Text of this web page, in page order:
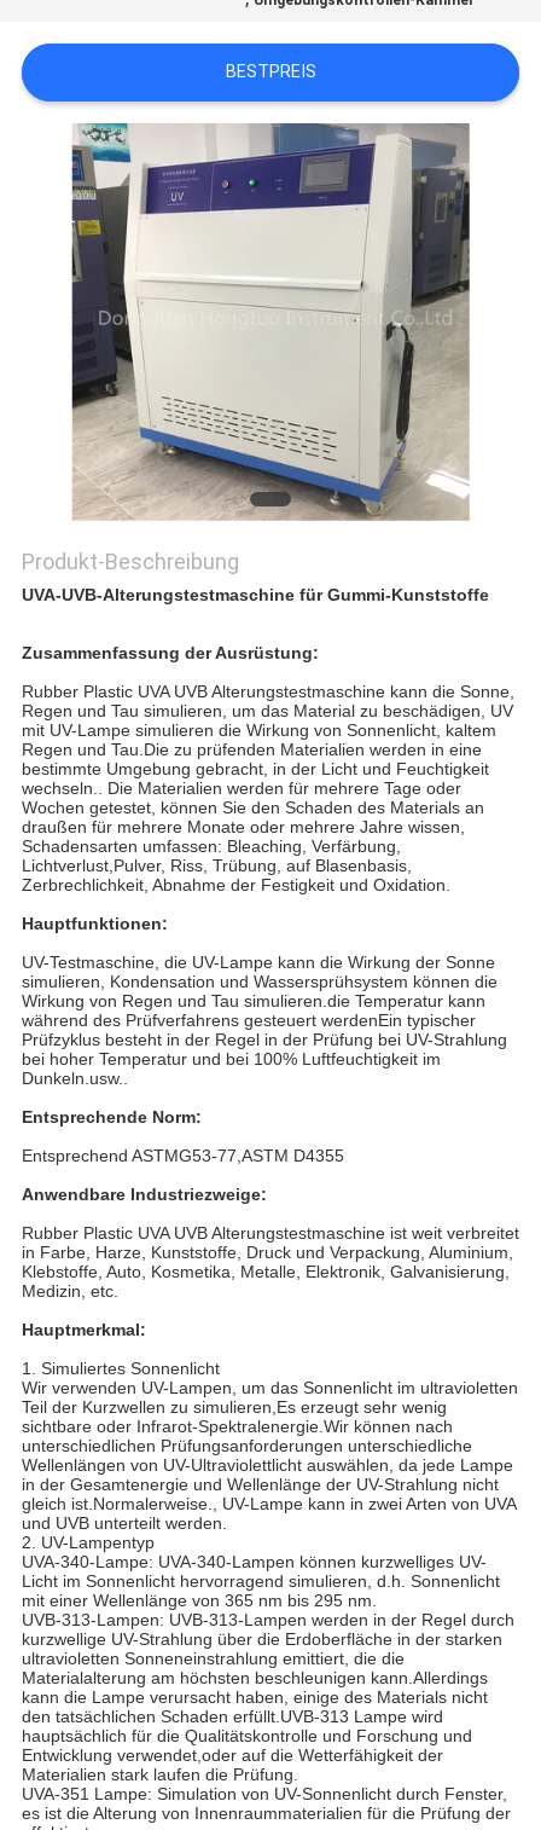
SIE
EIN
ZITAT
SITEMAP
PRIVACY
POLICY
BESTPREIS
Produkt-Beschreibung
UVA-UVB-Alterungstestmaschine für Gummi-Kunststoffe
Zusammenfassung der Ausrüstung:
Rubber Plastic UVA UVB Alterungstestmaschine kann die Sonne,
Regen und Tau simulieren, um das Material zu beschädigen, UV
mit UV-Lampe simulieren die Wirkung von Sonnenlicht, kaltem
Regen und Tau.Die zu prüfenden Materialien werden in eine
bestimmte Umgebung gebracht, in der Licht und Feuchtigkeit
wechseln.. Die Materialien werden für mehrere Tage oder
Wochen getestet, können Sie den Schaden des Materials an
draußen für mehrere Monate oder mehrere Jahre wissen,
Schadensarten umfassen: Bleaching, Verfärbung,
Lichtverlust,Pulver, Riss, Trübung, auf Blasenbasis,
Zerbrechlichkeit, Abnahme der Festigkeit und Oxidation.
Hauptfunktionen:
UV-Testmaschine, die UV-Lampe kann die Wirkung der Sonne
simulieren, Kondensation und Wassersprühsystem können die
Wirkung von Regen und Tau simulieren.die Temperatur kann
während des Prüfverfahrens gesteuert werdenEin typischer
Prüfzyklus besteht in der Regel in der Prüfung bei UV-Strahlung
bei hoher Temperatur und bei 100% Luftfeuchtigkeit im
Dunkeln.usw..
Entsprechende Norm:
Entsprechend ASTMG53-77,ASTM D4355
Anwendbare Industriezweige:
Rubber Plastic UVA UVB Alterungstestmaschine ist weit verbreitet
in Farbe, Harze, Kunststoffe, Druck und Verpackung, Aluminium,
Klebstoffe, Auto, Kosmetika, Metalle, Elektronik, Galvanisierung,
Medizin, etc.
Hauptmerkmal:
1. Simuliertes Sonnenlicht
Wir verwenden UV-Lampen, um das Sonnenlicht im ultravioletten
Teil der Kurzwellen zu simulieren,Es erzeugt sehr wenig
sichtbare oder Infrarot-Spektralenergie.Wir können nach
unterschiedlichen Prüfungsanforderungen unterschiedliche
Wellenlängen von UV-Ultraviolettlicht auswählen, da jede Lampe
in der Gesamtenergie und Wellenlänge der UV-Strahlung nicht
gleich ist.Normalerweise., UV-Lampe kann in zwei Arten von UVA
und UVB unterteilt werden.
2. UV-Lampentyp
UVA-340-Lampe: UVA-340-Lampen können kurzwelliges UV-
Licht im Sonnenlicht hervorragend simulieren, d.h. Sonnenlicht
mit einer Wellenlänge von 365 nm bis 295 nm.
UVB-313-Lampen: UVB-313-Lampen werden in der Regel durch
kurzwellige UV-Strahlung über die Erdoberfläche in der starken
ultravioletten Sonneneinstrahlung emittiert, die die
Materialalterung am höchsten beschleunigen kann.Allerdings
kann die Lampe verursacht haben, einige des Materials nicht
den tatsächlichen Schaden erfüllt.UVB-313 Lampe wird
hauptsächlich für die Qualitätskontrolle und Forschung und
Entwicklung verwendet,oder auf die Wetterfähigkeit der
Materialien stark laufen die Prüfung.
UVA-351 Lampe: Simulation von UV-Sonnenlicht durch Fenster,
es ist die Alterung von Innenraummaterialien für die Prüfung der